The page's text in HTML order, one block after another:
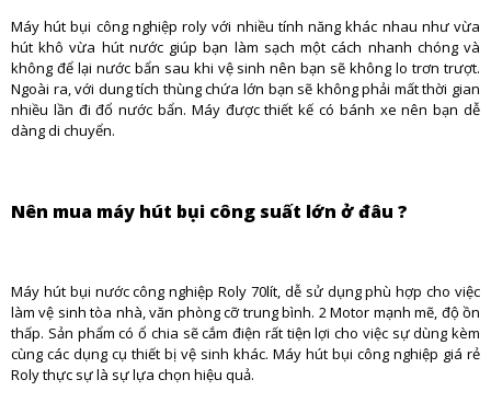
Máy hút bụi công nghiệp roly với nhiều tính năng khác nhau như vừa
hút khô vừa hút nước giúp bạn làm sạch một cách nhanh chóng và
không để lại nước bẩn sau khi vệ sinh nên bạn sẽ không lo trơn trượt.
Ngoài ra, với dung tích thùng chứa lớn bạn sẽ không phải mất thời gian
nhiều lần đi đổ nước bẩn. Máy được thiết kế có bánh xe nên bạn dễ
dàng di chuyển.
Nên mua máy hút bụi công suất lớn ở đâu ?
Máy hút bụi nước công nghiệp Roly 70lít, dễ sử dụng phù hợp cho việc
làm vệ sinh tòa nhà, văn phòng cỡ trung bình. 2 Motor mạnh mẽ, độ ồn
thấp. Sản phẩm có ổ chia sẽ cắm điện rất tiện lợi cho việc sự dùng kèm
cùng các dụng cụ thiết bị vệ sinh khác. Máy hút bụi công nghiệp giá rẻ
Roly thực sự là sự lựa chọn hiệu quả.